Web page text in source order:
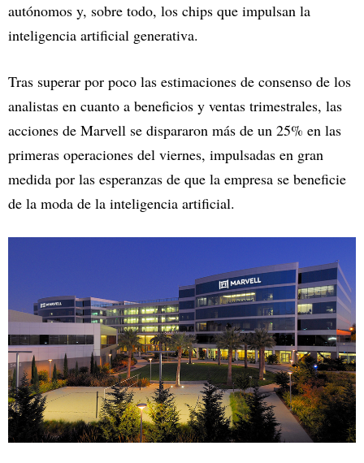
autónomos y, sobre todo, los chips que impulsan la
inteligencia artificial generativa.
Tras superar por poco las estimaciones de consenso de los
analistas en cuanto a beneficios y ventas trimestrales, las
acciones de Marvell se dispararon más de un 25% en las
primeras operaciones del viernes, impulsadas en gran
medida por las esperanzas de que la empresa se beneficie
de la moda de la inteligencia artificial.